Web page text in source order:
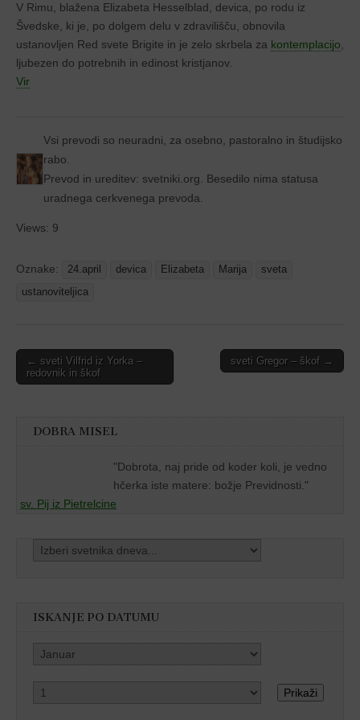
V Rimu, blažena Elizabeta Hesselblad, devica, po rodu iz
Švedske, ki je, po dolgem delu v zdravilišču, obnovila
ustanovljen Red svete Brigite in je zelo skrbela za kontemplacijo,
ljubezen do potrebnih in edinost kristjanov.
Vir
Vsi prevodi so neuradni, za osebno, pastoralno in študijsko
rabo.
Prevod in ureditev: svetniki.org. Besedilo nima statusa
uradnega cerkvenega prevoda.
Views: 9
Oznake: 24.april devica Elizabeta Marija
sveta
ustanoviteljica
Post
navigation
← sveti Vilfrid iz Yorka –
redovnik in škof
sveti Gregor – škof →
DOBRA MISEL
"Dobrota, naj pride od koder koli, je vedno
hčerka iste matere: božje Previdnosti."
sv. Pij iz Pietrelcine
ISKANJE PO DATUMU
Prikaži